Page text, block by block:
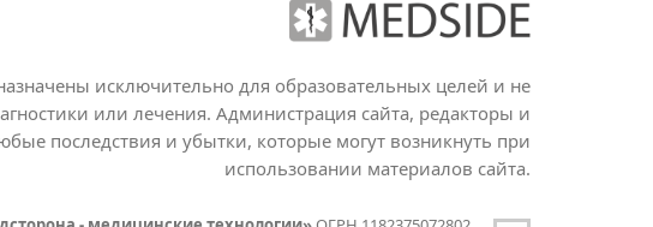
исключительно для образовательных целей и не
или лечения. Администрация сайта, редакторы и
последствия и убытки, которые могут возникнуть при
использовании материалов сайта.